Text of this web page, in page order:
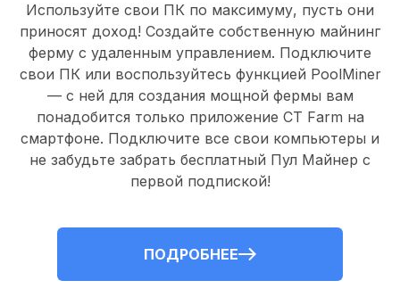
Используйте свои ПК по максимуму, пусть они
приносят доход! Создайте собственную майнинг
ферму с удаленным управлением. Подключите
свои ПКили воспользуйтесь функцией PoolMiner
— с ней для создания мощной фермы вам
понадобится только приложение CT Farm на
смартфоне. Подключите все свои компьютеры и
не забудьте забрать бесплатный Пул Майнер с
первой подпиской!
ПОДРОБНЕЕ